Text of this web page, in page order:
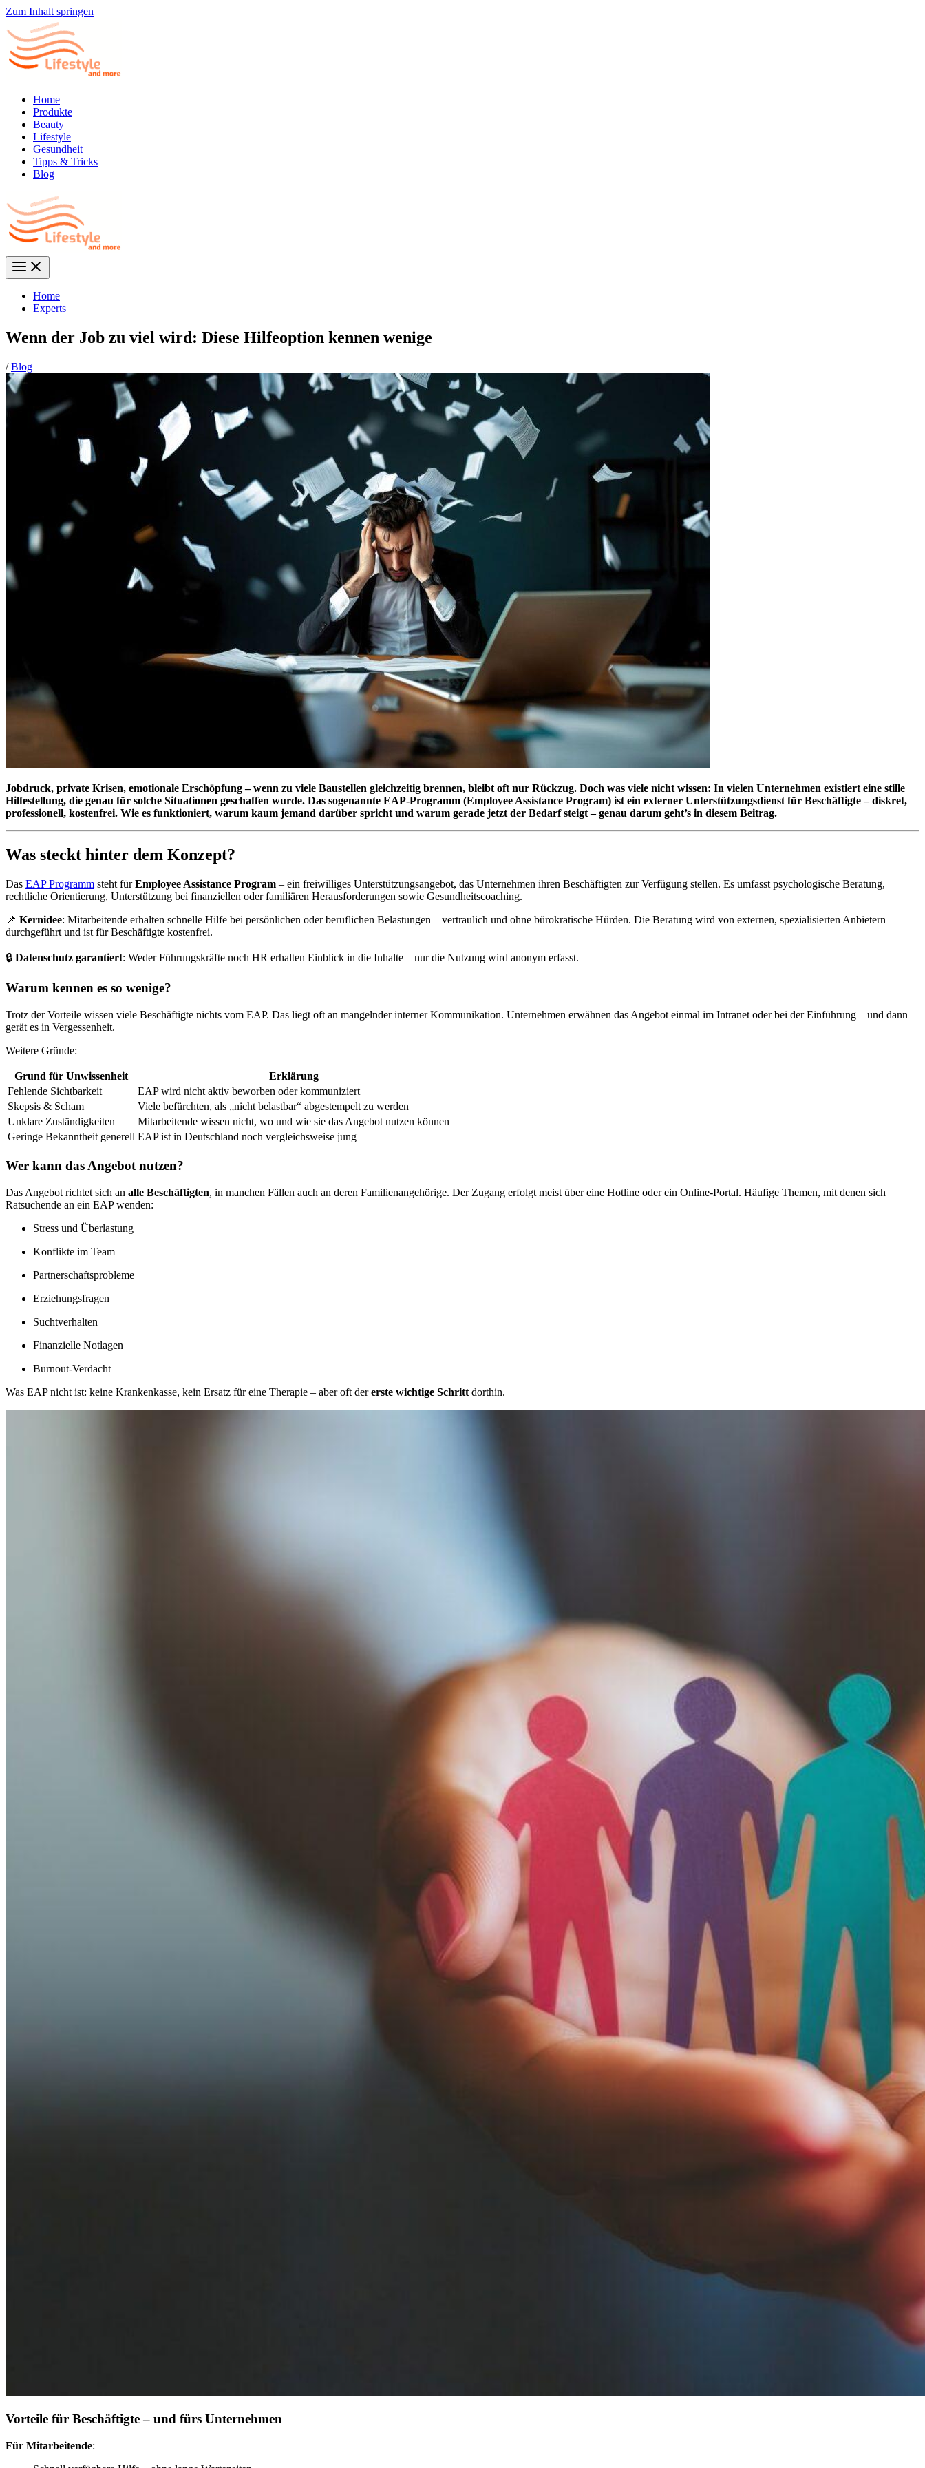
Zum Inhalt springen
Home
Produkte
Beauty
Lifestyle
Gesundheit
Tipps & Tricks
Blog
Home
Experts
Wenn der Job zu viel wird: Diese Hilfeoption kennen wenige
/Blog
Jobdruck, private Krisen, emotionale Erschöpfung – wenn zu viele Baustellen gleichzeitig brennen, bleibt oft nur Rückzug. Doch was viele nicht wissen: In vielen Unternehmen existiert eine stille
Hilfestellung, die genau für solche Situationen geschaffen wurde. Das sogenannte EAP-Programm (Employee Assistance Program) ist ein externer Unterstützungsdienst für Beschäftigte – diskret,
professionell, kostenfrei. Wie es funktioniert, warum kaum jemand darüber spricht und warum gerade jetzt der Bedarf steigt – genau darum geht’s in diesem Beitrag.
Was steckt hinter dem Konzept?
Das EAP Programm steht fürEmployee Assistance Program – ein freiwilliges Unterstützungsangebot, das Unternehmen ihren Beschäftigten zur Verfügung stellen. Es umfasst psychologische Beratung,
rechtliche Orientierung, Unterstützung bei finanziellen oder familiären Herausforderungen sowie Gesundheitscoaching.
📌 Kernidee: Mitarbeitende erhalten schnelle Hilfe bei persönlichen oder beruflichen Belastungen – vertraulich und ohne bürokratische Hürden. Die Beratung wird von externen, spezialisierten Anbietern
durchgeführt und ist für Beschäftigte kostenfrei.
🔒 Datenschutz garantiert: Weder Führungskräfte noch HR erhalten Einblick in die Inhalte – nur die Nutzung wird anonym erfasst.
Warum kennen es so wenige?
Trotz der Vorteile wissen viele Beschäftigte nichts vom EAP. Das liegt oft an mangelnder interner Kommunikation. Unternehmen erwähnen das Angebot einmal im Intranet oder bei der Einführung – und dann
gerät es in Vergessenheit.
Weitere Gründe:
Grund für Unwissenheit
Erklärung
Fehlende Sichtbarkeit
EAP wird nicht aktiv beworben oder kommuniziert
Skepsis & Scham
Viele befürchten, als „nicht belastbar“ abgestempelt zu werden
Unklare Zuständigkeiten
Mitarbeitende wissen nicht, wo und wie sie das Angebot nutzen können
Geringe Bekanntheit generell EAP ist in Deutschland noch vergleichsweise jung
Wer kann das Angebot nutzen?
Das Angebot richtet sich an alle Beschäftigten, in manchen Fällen auch an deren Familienangehörige. Der Zugang erfolgt meist über eine Hotline oder ein Online-Portal. Häufige Themen, mit denen sich
Ratsuchende an ein EAP wenden:
Stress und Überlastung
Konflikte im Team
Partnerschaftsprobleme
Erziehungsfragen
Suchtverhalten
Finanzielle Notlagen
Burnout-Verdacht
Was EAP nicht ist: keine Krankenkasse, kein Ersatz für eine Therapie – aber oft dererste wichtige Schritt dorthin.
Vorteile für Beschäftigte – und fürs Unternehmen
Für Mitarbeitende: